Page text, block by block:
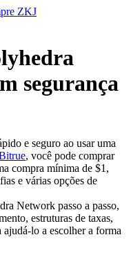
ZKJ
segurança
e seguro ao usar uma
, você pode comprar
compra mínima de $1,
e várias opções de
Network passo a passo,
estruturas de taxas,
ajudá-lo a escolher a forma